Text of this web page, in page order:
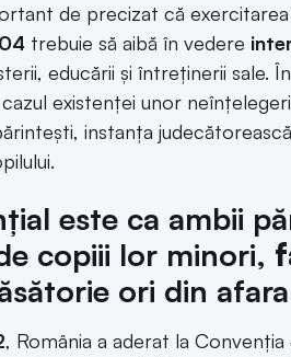
de precizat că
trebuie să aibă în vedere
educării și întreținerii sale.
existenței unor
instanța
este ca ambii
copiii lor minori,
ori din
, România a aderat la